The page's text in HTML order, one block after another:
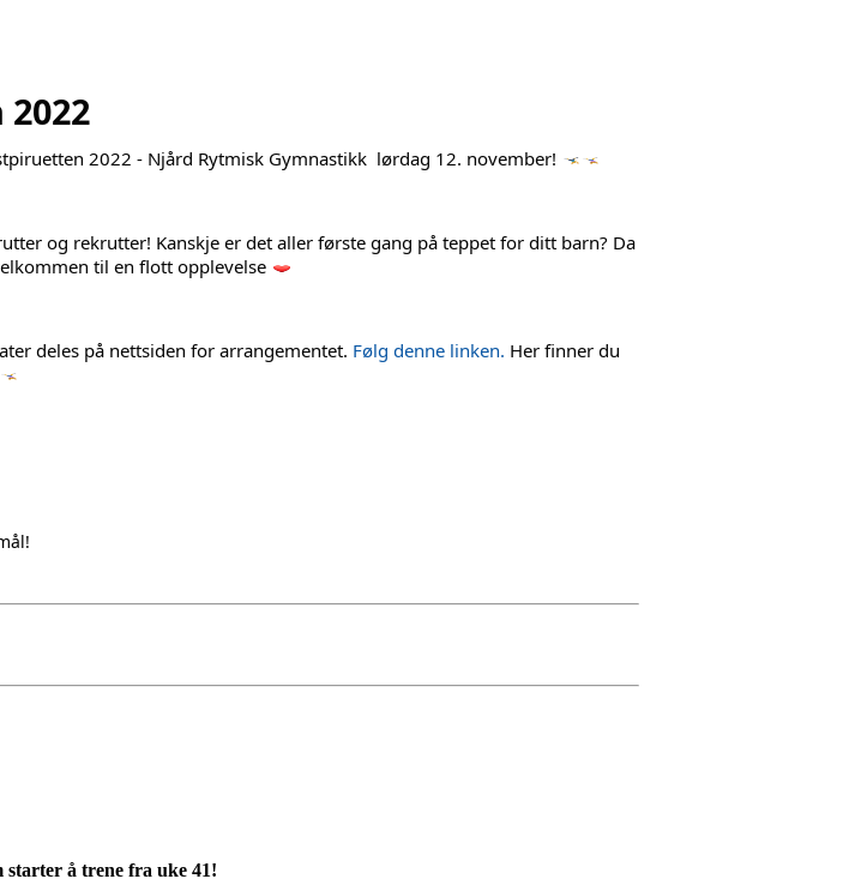
2022 - Njård Rytmisk Gymnastikk lørdag 12. november!
og rekrutter! Kanskje er det aller første gang på teppet for ditt barn? Da
til en flott opplevelse
deles på nettsiden for arrangementet. Følg denne linken. Her finner du
å trene fra uke 41!